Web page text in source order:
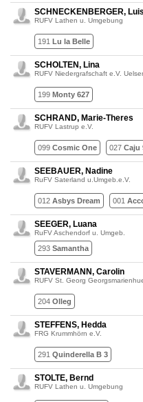
SCHNECKENBERGER,
RUFV Lathen u. Umgebung
191 Lu la Belle
SCHOLTEN, Lina
RUFV Niedergrafschaft e.V.
199 Monty 627
SCHRAND, Marie-Theres
RUFV Lastrup e.V.
099 Cosmic One 027 Caju
SEEBAUER, Nadine
RuFV Saterland u.Umgeb.e.V.
012 Asbys Dream 001
SEEGER, Luana
RuFV Aschendorf u. Umgeb.
293 Samantha
STAVERMANN, Carolin
RUFV St. Georg
204 Olleg
STEFFENS, Hedda
FRG Krummhörn e.V.
291 Quinderella B 3
STOLTE, Bernd
RUFV Lathen u. Umgebung